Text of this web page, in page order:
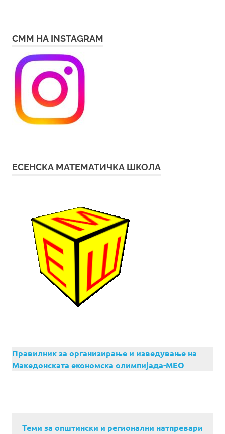
СММ НА INSTAGRAM
ЕСЕНСКА МАТЕМАТИЧКА ШКОЛА
Правилник за организирање и изведување на
Македонската економска олимпијада-МЕО
Теми за општински и регионални натпревари